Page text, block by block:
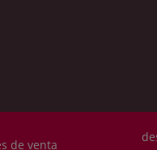
de venta